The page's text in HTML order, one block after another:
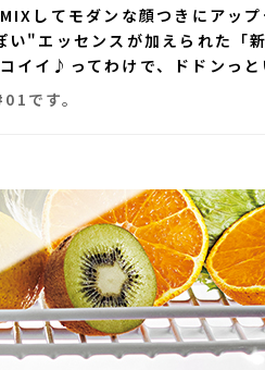
してモダンな顔つきにアッ
"エッセンスが加えられた「
イイ♪ってわけで、ドドンっと
です。